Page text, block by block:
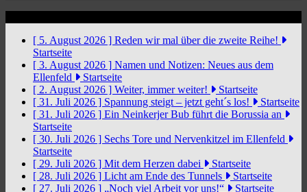
[ 5. August 2026 ] Reden wir mal über die zweite Reihe!
Startseite
[ 3. August 2026 ] Namen und Notizen: Neues aus dem
Ellenfeld
Startseite
[ 2. August 2026 ] Weiter, immer weiter!
Startseite
[ 31. Juli 2026 ] Spannung steigt – jetzt geht´s los!
Startseite
[ 31. Juli 2026 ] Ein Neinkerjer Bub führt die Borussia an
Startseite
[ 30. Juli 2026 ] Sechs Tore und Nervenkitzel im Ellenfeld
Startseite
[ 29. Juli 2026 ] Mit dem Herzen dabei
Startseite
[ 28. Juli 2026 ] Licht am Ende des Tunnels
Startseite
[ 27. Juli 2026 ] „Noch viel Arbeit vor uns!“
Startseite